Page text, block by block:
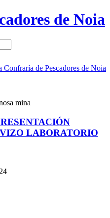
de Noia
Confraría de Pescadores de Noia
LABORATORIO